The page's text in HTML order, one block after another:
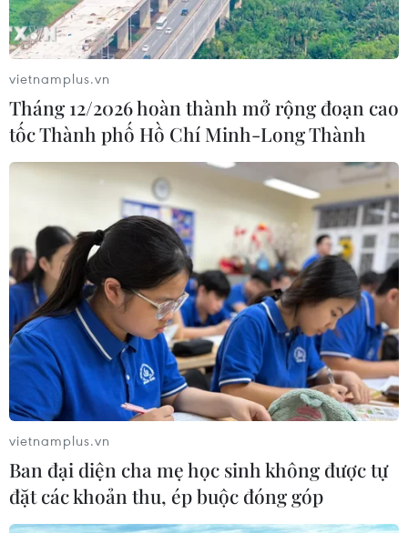
Hyundai, Kia tạm dừng một số nhà máy
sản xuất xe do thiếu chip
14/05/2021 08:51
Hyundai cho nhà máy sản xuất xe thể thao đa dụng
Tucson và xe điện chạy bằng pin hydro Nexo tạm nghỉ
17-18/5; cò Kia có kế hoạch đình chỉ nhà máy Sohari số
2 từ 17-17/5.
vietnamplus.vn
Tháng 12/2026 hoàn thành mở rộng đoạn cao
tốc Thành phố Hồ Chí Minh-Long Thành
vietnamplus.vn
Ban đại diện cha mẹ học sinh không được tự
đặt các khoản thu, ép buộc đóng góp